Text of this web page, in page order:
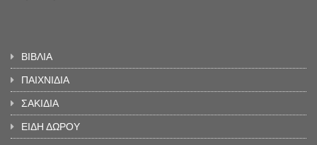
ΒΙΒΛΙΑ
ΠΑΙΧΝΙΔΙΑ
ΣΑΚΙΔΙΑ
ΕΙΔΗ ΔΩΡΟΥ